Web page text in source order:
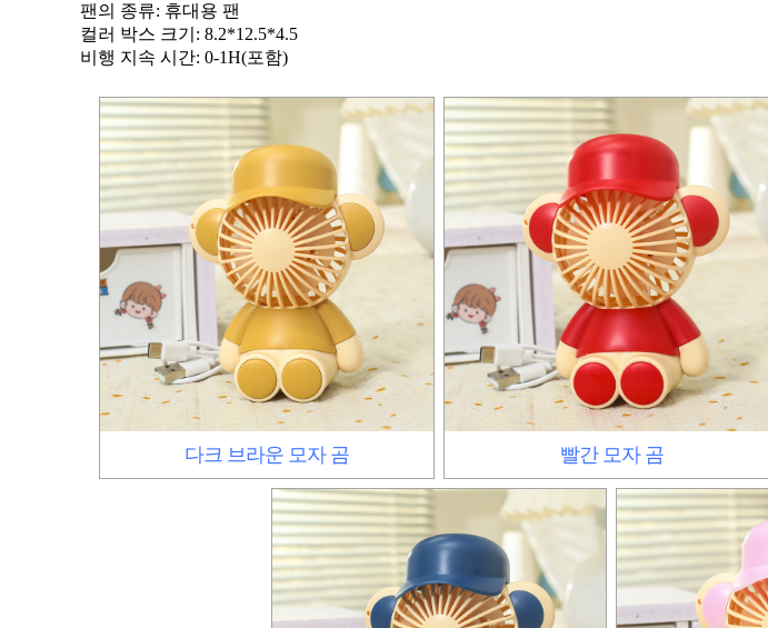
팬의 종류: 휴대용 팬
컬러 박스 크기 : 8.2*12.5*4.5
비행 지속 시간: 0-1H(포함)
다크 브라운 모자 곰 빨간 모자 곰